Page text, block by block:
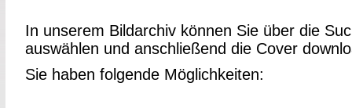
In unserem Bildarchiv können Sie über die
auswählen und anschließend die Cover
Sie haben folgende Möglichkeiten: